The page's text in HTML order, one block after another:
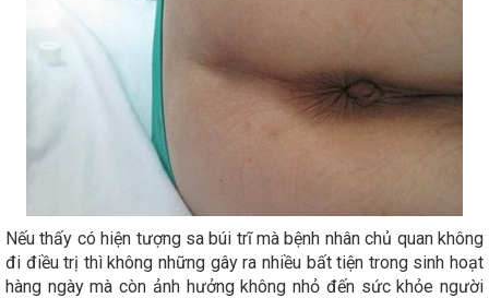
Nếu thấy có hiện tượng sa búi trĩ mà bệnh nhân chủ quan không
đi điều trị thì không những gây ra nhiều bất tiện trong sinh hoạt
hàng ngày mà còn ảnh hưởng không nhỏ đến sức khỏe người